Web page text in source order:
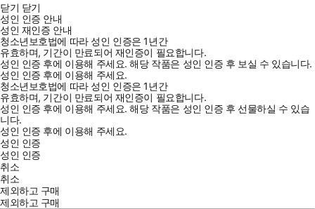
닫기 닫기
성인 인증 안내
성인 재인증 안내
청소년보호법에 따라 성인 인증은 1년간
유효하며, 기간이 만료되어 재인증이 필요합니다.
성인 인증 후에 이용해 주세요.해당 작품은 성인 인증 후 보실 수 있습니다.
성인 인증 후에 이용해 주세요.
청소년보호법에 따라 성인 인증은 1년간
유효하며, 기간이 만료되어 재인증이 필요합니다.
성인 인증 후에 이용해 주세요.해당 작품은 성인 인증 후 선물하실 수 있습
니다.
성인 인증 후에 이용해 주세요.
성인 인증
성인 인증
취소
취소
제외하고 구매
제외하고 구매